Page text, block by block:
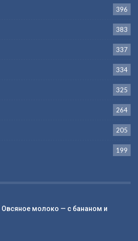
396
383
337
334
325
264
205
199
Овсяное молоко — с бананом и